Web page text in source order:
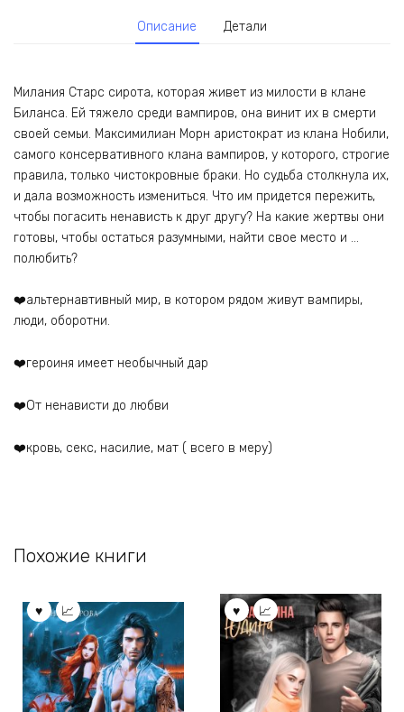
Описание Детали
Милания Старс сирота, которая живет из милости в клане
Биланса. Ей тяжело среди вампиров, она винит их в смерти
своей семьи. Максимилиан Морн аристократ из клана Нобили,
самого консервативного клана вампиров, у которого, строгие
правила, только чистокровные браки. Но судьба столкнула их,
и дала возможность измениться. Что им придется пережить,
чтобы погасить ненависть к друг другу? На какие жертвы они
готовы, чтобы остаться разумными, найти свое место и …
полюбить?
❤️альтернавтивный мир, в котором рядом живут вампиры,
люди, оборотни.
❤️героиня имеет необычный дар
❤️От ненависти до любви
❤️кровь, секс, насилие, мат ( всего в меру)
Похожие книги